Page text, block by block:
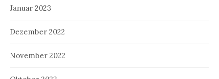
Januar 2023
Dezember 2022
November 2022